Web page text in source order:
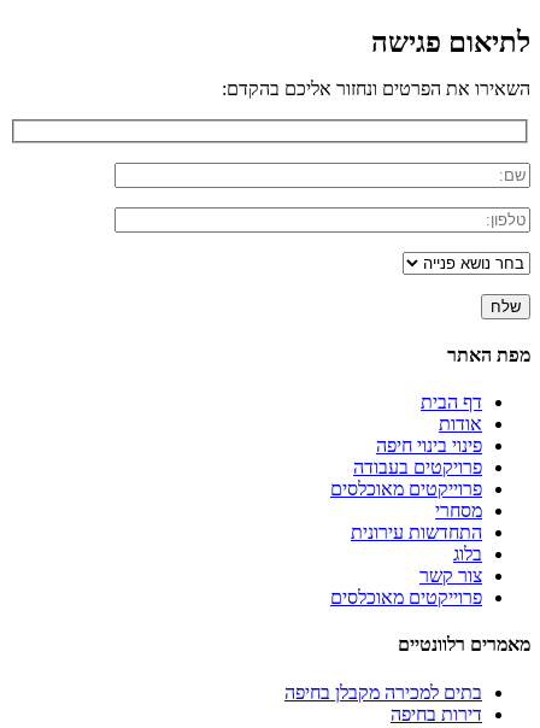
לתיאום פגישה
השאירו את הפרטים ונחזור אליכם בהקדם:
מפת האתר
דף הבית
אודות
פינוי בינוי חיפה
פרויקטים בעבודה
פרוייקטים מאוכלסים
מסחרי
התחדשות עירונית
בלוג
צור קשר
פרוייקטים מאוכלסים
מאמרים רלוונטיים
בתים למכירה מקבלן בחיפה
דירות בחיפה